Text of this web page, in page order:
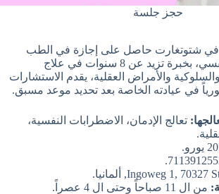
حجز جلسة
في شتوتغارت حاصل على إجازة في الطب
ومتخصص بالطب النفسي، بخبرة تزيد عن 8 سنوات في علاج
والأمراض العقلية، يقدم الاستشارات
في عيادته الخاصة بعد تحديد موعد مسبق.
تعالج الإدمان، الاضطرابات النفسية،
من ال 11 صباحاً وحتى ال 4 عصراً.